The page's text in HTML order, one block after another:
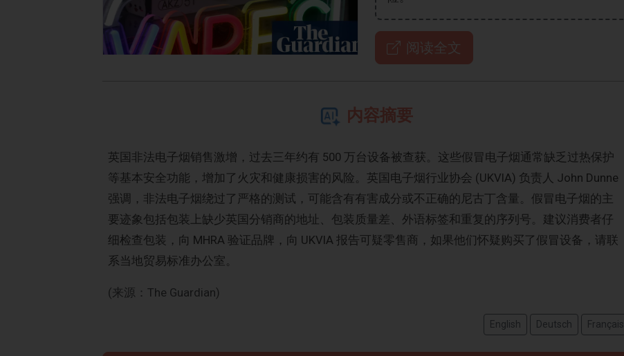
阅读全文
内容摘要
英国非法电子烟销售激增，过去三年约有 500 万台设备被查获。这些假冒电子烟通常缺乏过热保护
等基本安全功能，增加了火灾和健康损害的风险。英国电子烟行业协会 (UKVIA) 负责人 John Dunne
强调，非法电子烟绕过了严格的测试，可能含有有害成分或不正确的尼古丁含量。假冒电子烟的主
要迹象包括包装上缺少英国分销商的地址、包装质量差、外语标签和重复的序列号。建议消费者仔
细检查包装，向 MHRA 验证品牌，向 UKVIA 报告可疑零售商，如果他们怀疑购买了假冒设备，请联
系当地贸易标准办公室。
(来源：The Guardian)
English Deutsch Français